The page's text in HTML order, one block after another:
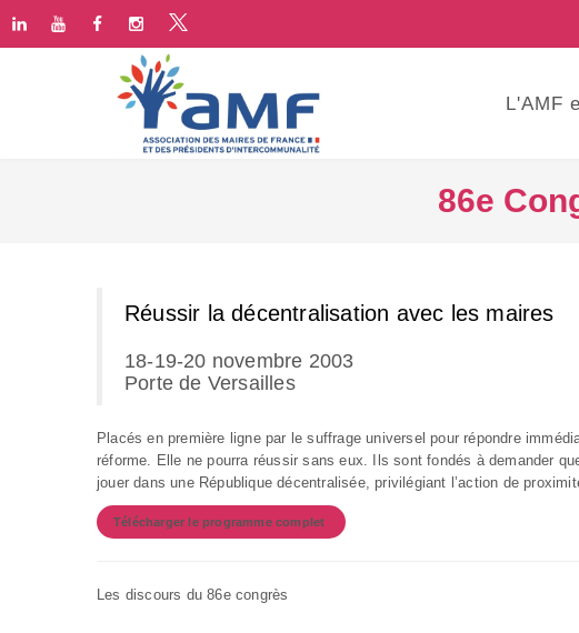
L'AMF
86e
Réussir la décentralisation avec les maires
18-19-20 novembre 2003
Porte de Versailles
Placés en première ligne par le suffrage universel pour répondre
réforme. Elle ne pourra réussir sans eux. Ils sont fondés à demander
jouer dans une République décentralisée, privilégiant l’action de
Télécharger le programme complet
Les discours du 86e congrès